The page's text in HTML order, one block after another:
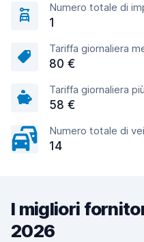
Numero totale di
1
Tariffa giornaliera
80 €
Tariffa giornaliera
58 €
Numero totale di
14
I migliori
2026